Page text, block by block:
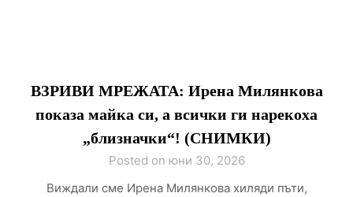
ВЗРИВИ МРЕЖАТА: Ирена Милянкова
показа майка си, а всички ги нарекоха
„близначки“! (СНИМКИ)
Posted on юни 30, 2026
Виждали сме Ирена Милянкова хиляди пъти,